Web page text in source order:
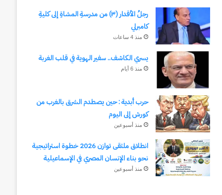
رجلُ الأقدار (٣) من مدرسةِ المشاةِ إلى كليةِ
كامبرلي
منذ 4 ساعات
يسري الكاشف.. سفير الهوية في قلب الغربة
منذ 6 أيام
حرب أبدية : حين يصطدم الشرق بالغرب من
كورش إلى اليوم
منذ أسبوعين
انطلاق ملتقى توازن 2026 خطوة استراتيجية
نحو بناء الإنسان المصري في الإسماعيلية
منذ أسبوعين